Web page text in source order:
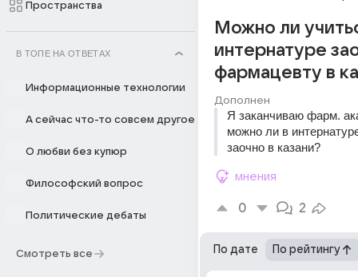
Пространства
В ТОПЕ НА ОТВЕТАХ
Информационные технологии
А сейчас что-то совсем другое
О любви без купюр
Философский вопрос
Политические дебаты
Смотреть все
Можно ли
интернатуре
фармацевту в
Дополнен
Я заканчиваю фарм.
можно ли в
заочно в казани?
мнения
0 2
По дате По рейтингу